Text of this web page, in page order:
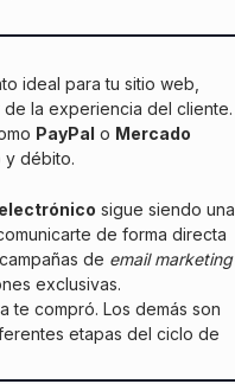
ideal para tu sitio web,
la experiencia del cliente.
PayPal o Mercado
y débito.
sigue siendo una
de forma directa
de email marketing
exclusivas.
te compró. Los demás son
etapas del ciclo de